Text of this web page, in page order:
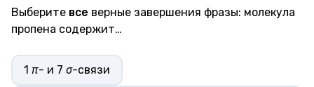
Выберите все верные завершения фразы: молекула
пропена содержит…
1 π- и 7 σ-связи